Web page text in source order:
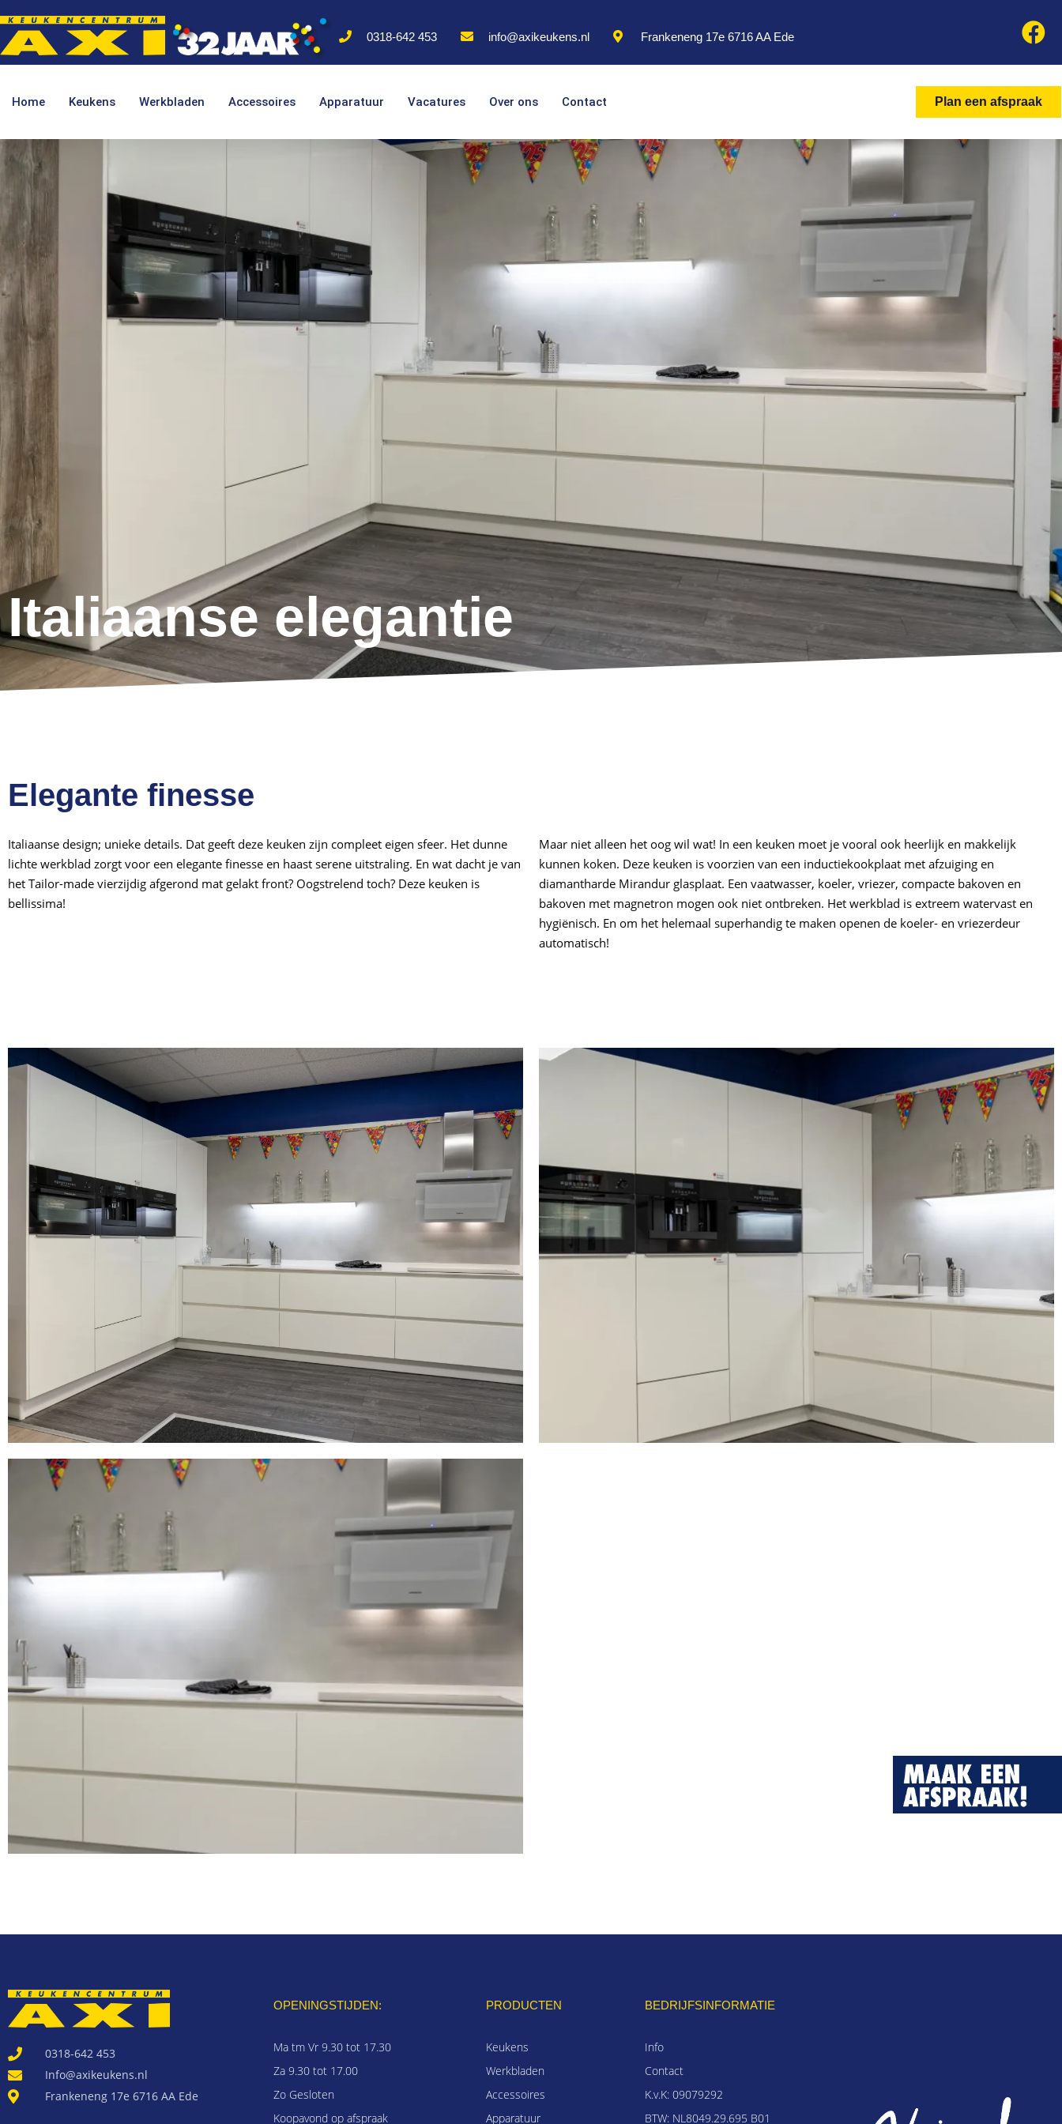
0318-642 453 info@axikeukens.nl Frankeneng 17e 6716 AA Ede
Home Keukens Werkbladen Accessoires Apparatuur Vacatures Over ons Contact Plan een afspraak
Italiaanse elegantie
Elegante finesse
Italiaanse design; unieke details. Dat geeft deze keuken zijn compleet eigen sfeer. Het dunne
lichte werkblad zorgt voor een elegante finesse en haast serene uitstraling. En wat dacht je van
het Tailor-made vierzijdig afgerond mat gelakt front? Oogstrelend toch? Deze keuken is
bellissima!
Maar niet alleen het oog wil wat! In een keuken moet je vooral ook heerlijk en makkelijk
kunnen koken. Deze keuken is voorzien van een inductiekookplaat met afzuiging en
diamantharde Mirandur glasplaat. Een vaatwasser, koeler, vriezer, compacte bakoven en
bakoven met magnetron mogen ook niet ontbreken. Het werkblad is extreem watervast en
hygiënisch. En om het helemaal superhandig te maken openen de koeler- en vriezerdeur
automatisch!
0318-642 453
Info@axikeukens.nl
Frankeneng 17e 6716 AA Ede
OPENINGSTIJDEN:
Ma tm Vr 9.30 tot 17.30
Za 9.30 tot 17.00
Zo Gesloten
Koopavond op afspraak
PRODUCTEN
Keukens
Werkbladen
Accessoires
Apparatuur
BEDRIJFSINFORMATIE
Info
Contact
K.v.K: 09079292
BTW: NL8049.29.695 B01